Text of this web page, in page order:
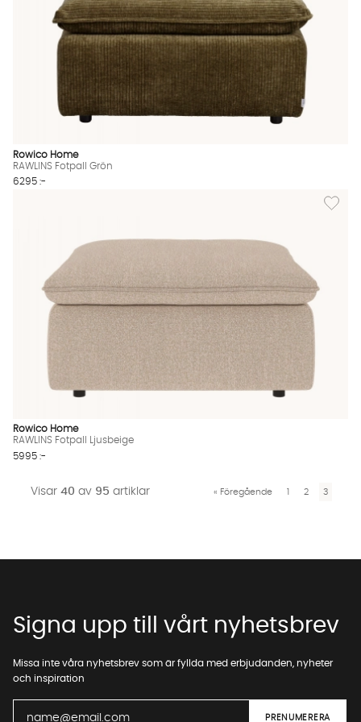
Rowico Home
RAWLINS Fotpall Grön
6295 :-
Lägg
Rowico Home
RAWLINS Fotpall Ljusbeige
5995 :-
Visar 40 av 95 artiklar « Föregående 2 3
Signa upp till vårt nyhetsbrev
Missa inte våra nyhetsbrev som är fyllda med erbjudanden, nyheter
och inspiration